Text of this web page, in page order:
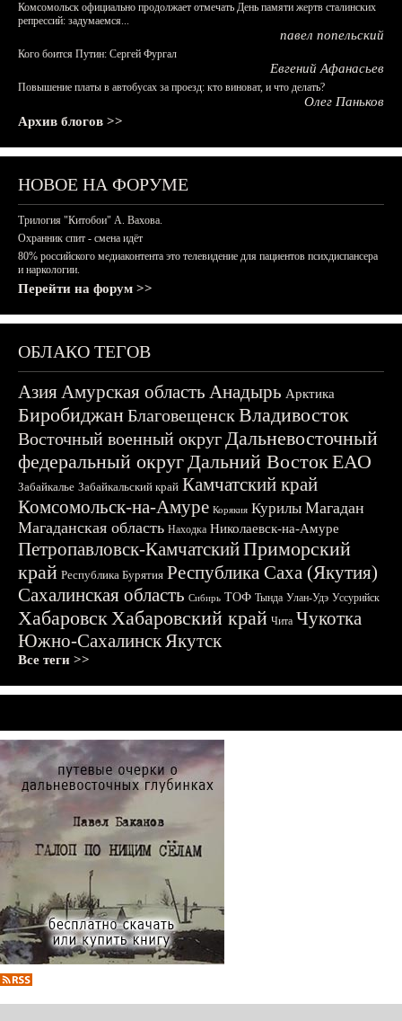
Комсомольск официально продолжает отмечать День памяти жертв сталинских
репрессий: задумаемся...
павел попельский
Кого боится Путин: Сергей Фургал
Евгений Афанасьев
Повышение платы в автобусах за проезд: кто виноват, и что делать?
Олег Паньков
Архив блогов >>
НОВОЕ НА ФОРУМЕ
Трилогия "Китобои" А. Вахова.
Охранник спит - смена идёт
80% российского медиаконтента это телевидение для пациентов психдиспансера
и наркологии.
Перейти на форум >>
ОБЛАКО ТЕГОВ
АзияАмурская область Анадырь Арктика
БиробиджанБлаговещенскВладивосток
Восточный военный округДальневосточный
федеральный округДальний ВостокЕАО
Забайкалье Забайкальский край Камчатский край
Комсомольск-на-Амуре Корякия Курилы Магадан
Магаданская область Находка Николаевск-на-Амуре
Петропавловск-КамчатскийПриморский
край Республика Бурятия Республика Саха (Якутия)
Сахалинская область Сибирь ТОФ Тында Улан-Удэ Уссурийск
ХабаровскХабаровский край Чита Чукотка
Южно-СахалинскЯкутск
Все теги >>